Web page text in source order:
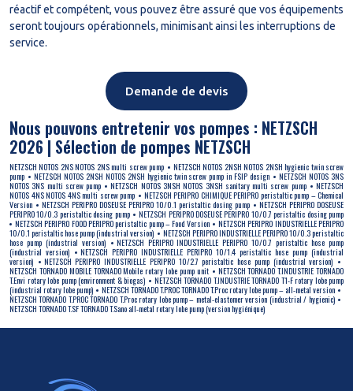
réactif et compétent, vous pouvez être assuré que vos équipements
seront toujours opérationnels, minimisant ainsi les interruptions de
service.
Demande de devis
Nous pouvons entretenir vos pompes : NETZSCH
2026 | Sélection de pompes NETZSCH
NETZSCH NOTOS 2NS NOTOS 2NS multi screw pump
NETZSCH NOTOS 2NSH NOTOS 2NSH hygienic twin screw
pump
NETZSCH NOTOS 2NSH NOTOS 2NSH hygienic twin screw pump in FSIP design
NETZSCH NOTOS 3NS
NOTOS 3NS multi screw pump
NETZSCH NOTOS 3NSH NOTOS 3NSH sanitary multi screw pump
NETZSCH
NOTOS 4NS NOTOS 4NS multi screw pump
NETZSCH PERIPRO CHIMIQUE PERIPRO peristaltic pump – Chemical
Version
NETZSCH PERIPRO DOSEUSE PERIPRO 10/0.1 peristaltic dosing pump
NETZSCH PERIPRO DOSEUSE
PERIPRO 10/0.3 peristaltic dosing pump
NETZSCH PERIPRO DOSEUSE PERIPRO 10/0.7 peristaltic dosing pump
NETZSCH PERIPRO FOOD PERIPRO peristaltic pump – Food Version
NETZSCH PERIPRO INDUSTRIELLE PERIPRO
10/0.1 peristaltic hose pump (industrial version)
NETZSCH PERIPRO INDUSTRIELLE PERIPRO 10/0.3 peristaltic
hose pump (industrial version)
NETZSCH PERIPRO INDUSTRIELLE PERIPRO 10/0.7 peristaltic hose pump
(industrial version)
NETZSCH PERIPRO INDUSTRIELLE PERIPRO 10/1.4 peristaltic hose pump (industrial
version)
NETZSCH PERIPRO INDUSTRIELLE PERIPRO 10/2.7 peristaltic hose pump (industrial version)
NETZSCH TORNADO MOBILE TORNADO Mobile rotary lobe pump unit
NETZSCH TORNADO T.INDUSTRIE TORNADO
T.Envi rotary lobe pump (environment & biogas)
NETZSCH TORNADO T.INDUSTRIE TORNADO T1-F rotary lobe pump
(industrial rotary lobe pump)
NETZSCH TORNADO T.PROC TORNADO T.Proc rotary lobe pump – all-metal version
NETZSCH TORNADO T.PROC TORNADO T.Proc rotary lobe pump – metal-elastomer version (industrial / hygienic)
NETZSCH TORNADO T.SF TORNADO T.Sano all-metal rotary lobe pump (version hygiénique)